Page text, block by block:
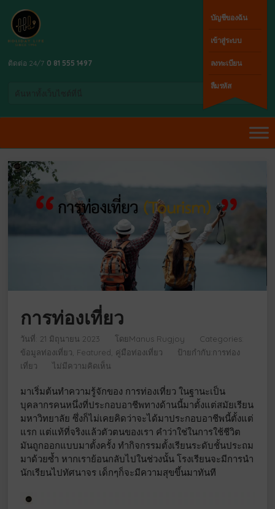
บัญชีของฉัน
เข้าสู่ระบบ
ลงทะเบียน
ลืมรหัส
ติดต่อ 24/7 0 81 555 1497
การท่องเที่ยว
วันที่: 21 มิถุนายน 2023 โดย Manus Rugjoy
Categories:
ข้อมูลท่องเที่ยว Featured คู่มือท่องเที่ยว ป้ายกำกับ: การท่อง
เที่ยว
ไม่มีความคิดเห็น
มาเริ่มต้นทำความรู้จักของ การท่องเที่ยว ในฐานะเป็น
บุคลากรคนหนึ่งที่ประกอบอาชีพทางด้านนี้มาตั้งแต่สมัยเรียน
มหาวิทยาลัย ซึ่งก็ไม่เคยคิดว่าจะได้มาประกอบอาชีพนี้ตั้งแต่
แรก แต่แท้ที่จริงแล้วตัวตนของเรา คำว่าใช่ในการใช้ชีวิต
มันถูกออกแบบมาตั้งครั้ง ทำกิจกรรมตั้งเรียนระดับชั้นประถม
มาด้วยซ้ำ หากเราย้อนกลับไปในช่วงนั้น โรงเรียนจะมีการนำ
นักเรียนไปทัศนาจร เด็กๆก็จะมีความสุขขึ้นมาทันที